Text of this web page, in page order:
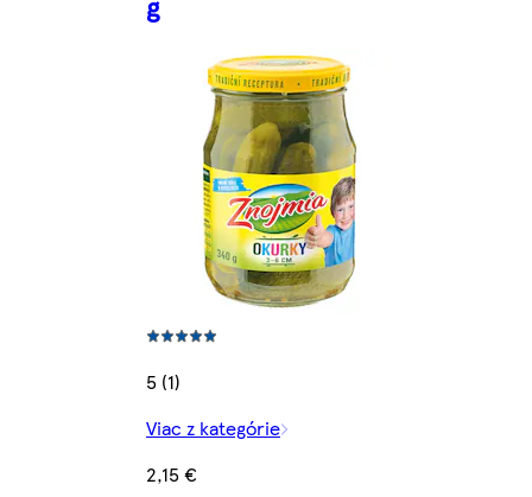
5 (1)
Viac z kategórie
2,15 €